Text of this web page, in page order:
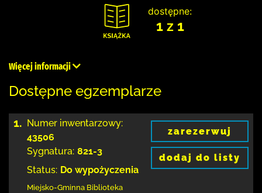
dostępne:
1 z 1
Więcej informacji
Dostępne egzemplarze
1. Numer inwentarzowy:
43506
Sygnatura: 821-3
Status: Do wypożyczenia
Miejsko-Gminna Biblioteka
zarezerwuj
dodaj do listy